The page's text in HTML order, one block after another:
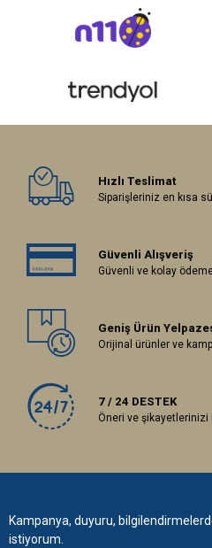
Hızlı Teslimat
Siparişleriniz en kısa
Güvenli Alışveriş
Güvenli ve kolay
Geniş Ürün
Orijinal ürünler ve
7 / 24 DESTEK
Öneri ve
Kampanya, duyuru,
istiyorum.